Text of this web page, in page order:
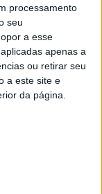
processamento
seu
a esse
apenas a
ou retirar seu
a este site e
da página.
europeus
Estados
onde o